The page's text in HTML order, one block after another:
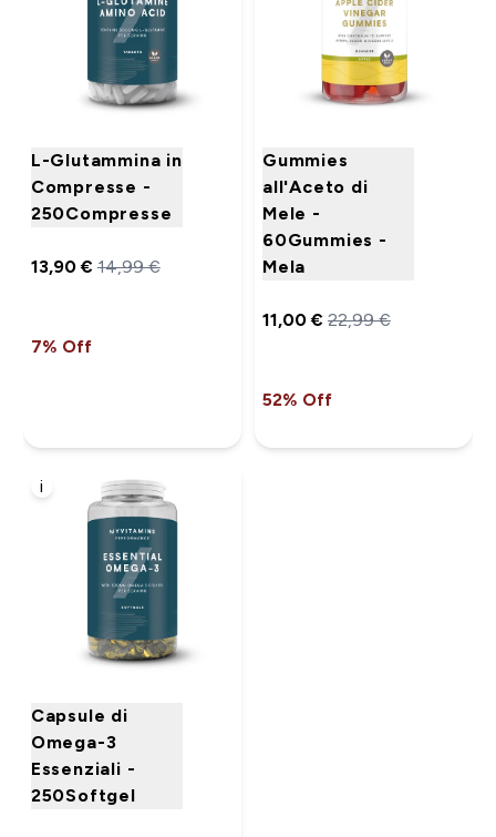
L-Glutammina in
Compresse -
250Compresse
13,90 €‎14,99 €‎
7% Off
Gummies
all'Aceto di
Mele -
60Gummies -
Mela
11,00 €‎ 22,99 €‎
52% Off
i
Capsule di
Omega-3
Essenziali -
250Softgel